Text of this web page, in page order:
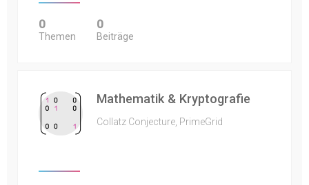
0
Themen
0
Beiträge
Mathematik & Kryptografie
Collatz Conjecture, PrimeGrid